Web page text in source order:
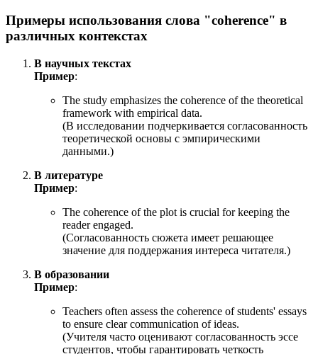
Примеры использования слова "coherence" в
различных контекстах
В научных текстах
Пример:
The study emphasizes the coherence of the theoretical
framework with empirical data.
(В исследовании подчеркивается согласованность
теоретической основы с эмпирическими
данными.)
В литературе
Пример:
The coherence of the plot is crucial for keeping the
reader engaged.
(Согласованность сюжета имеет решающее
значение для поддержания интереса читателя.)
В образовании
Пример:
Teachers often assess the coherence of students' essays
to ensure clear communication of ideas.
(Учителя часто оценивают согласованность эссе
студентов, чтобы гарантировать четкость